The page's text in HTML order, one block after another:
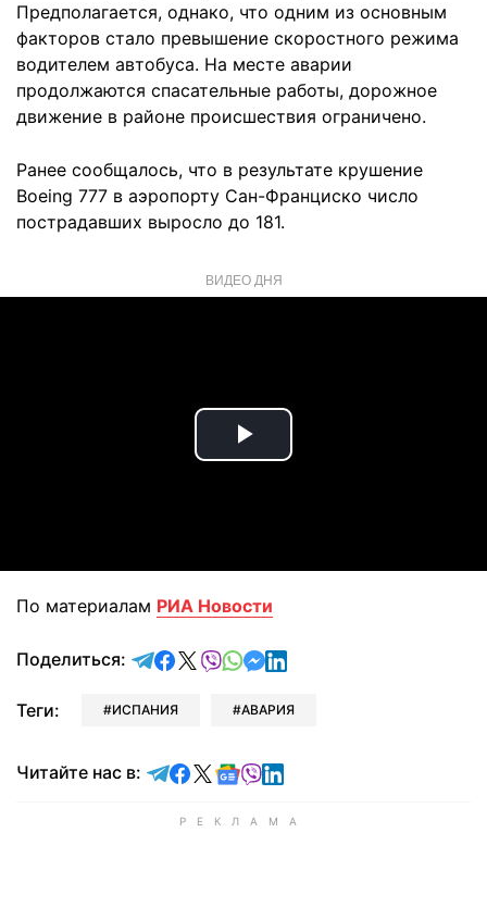
Предполагается, однако, что одним из основным
факторов стало превышение скоростного режима
водителем автобуса. На месте аварии
продолжаются спасательные работы, дорожное
движение в районе происшествия ограничено.
Ранее сообщалось, что в результате крушение
Boeing 777 в аэропорту Сан-Франциско число
пострадавших выросло до 181.
ВИДЕО ДНЯ
Play
По материалам РИА Новости
Поделиться: отправить в Telegram
поделиться в Facebook
поделиться в X
отправить в Viber
отправить в Whatsapp
отправить в Messenger
отправить в LinkedIn
Теги: ИСПАНИЯ АВАРИЯ
Читайте нас в: Читайте в Telegram
Читайте в Facebook
Читайте в X
Читайте в Google news
Читайте в Viber
Читайте в LinkedIn